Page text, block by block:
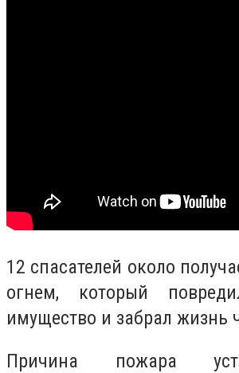
12 спасателей около
огнем, который
имущество и забрал жизнь
Причина пожара